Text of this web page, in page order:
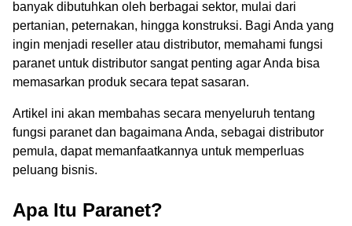
banyak dibutuhkan oleh berbagai sektor, mulai dari
pertanian, peternakan, hingga konstruksi. Bagi Anda yang
ingin menjadi reseller atau distributor, memahami fungsi
paranet untuk distributor sangat penting agar Anda bisa
memasarkan produk secara tepat sasaran.
Artikel ini akan membahas secara menyeluruh tentang
fungsi paranet dan bagaimana Anda, sebagai distributor
pemula, dapat memanfaatkannya untuk memperluas
peluang bisnis.
Apa Itu Paranet?